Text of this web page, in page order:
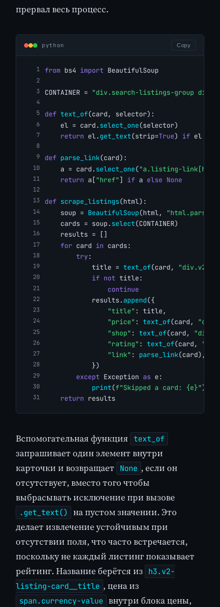
прервал весь процесс.
python Copy
from bs4 import BeautifulSoup
CONTAINER = "div.search-listings-group
def text_of(card, selector):
    el = card.
select_one(selector)
return el. get_text(strip=True) if el
def parse_link(card):
    a = card.
select_one("a.listing-
return a[ "href" ] if a else None
def scrape_listings(html):
    soup =
BeautifulSoup(html, "html.parser"
    cards = soup.
select(CONTAINER)
    results = []
for card in cards:
try:
            title =
text_of(card,
"div.v2-
if not title:
continue
            results.
append({
"title" : title,
"price" : text_of(card,
"shop" : text_of(card,
"rating" : text_of(card,
"link" : parse_link(card),
            })
except Exception as e:
print(f"Skipped a card: {e}")
return results
Вспомогательная функция text_of
запрашивает один элемент внутри
карточки и возвращает
None , если он
отсутствует, вместо того чтобы
выбрасывать исключение при вызове
.get_text()
на пустом значении. Это
делает извлечение устойчивым при
отсутствии поля, что часто встречается,
поскольку не каждый листинг показывает
рейтинг. Название берётся из h3.v2-
listing-card__title , цена из
span.currency-value внутри блока цены,